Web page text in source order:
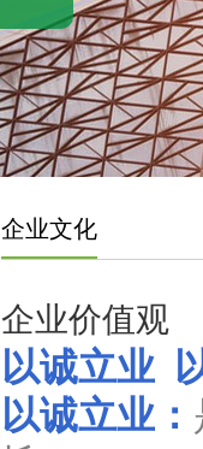
企业文化
企业价值观
以诚立业
以诚立业：